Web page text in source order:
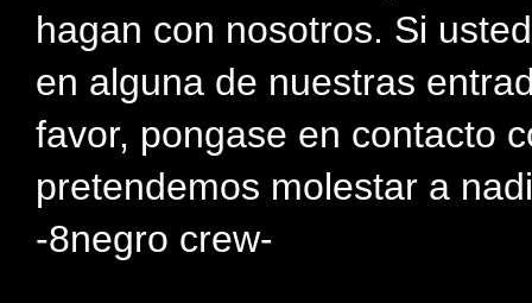
hagan con nosotros. Si
en alguna de nuestras
favor, pongase en contacto
pretendemos molestar a
-8negro crew-